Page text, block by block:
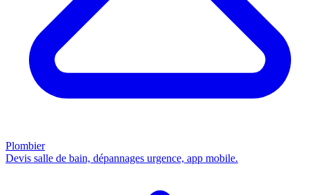
Plombier
Devis salle de bain, dépannages urgence, app mobile.